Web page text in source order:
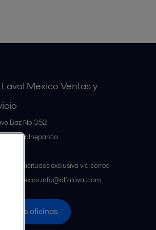
Mexico Ventas y
Baz No.352
Tlalnepantla
a solicitudes exclusiva vía correo
mexico.info@alfalaval.com
Nuestras oficinas